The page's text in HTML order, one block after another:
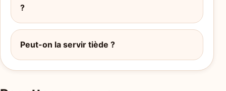
?
Peut-on la servir tiède ?